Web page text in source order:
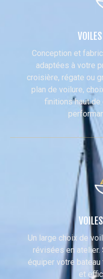
Conception et
adaptées à votre
croisière, régate ou
plan de voilure,
finitions haut
Un large choix de
révisées en atelier.
équiper votre
et